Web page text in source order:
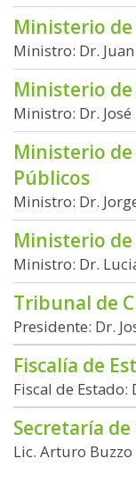
Ministerio
Ministro: Dr.
Ministerio de
Ministro: Dr.
Ministerio de
Públicos
Ministro: Dr.
Ministerio de
Ministro: Dr.
Tribunal de
Presidente: Dr.
Fiscalía de
Fiscal de
Secretaría
Lic. Arturo Buzzo